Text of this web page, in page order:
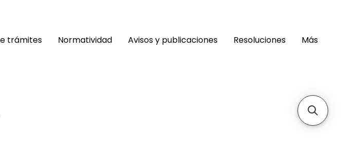
trámites Normatividad Avisos y publicaciones Resoluciones Más